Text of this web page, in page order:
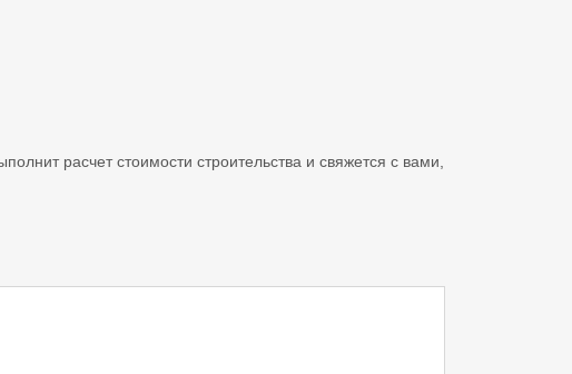
расчет стоимости строительства и свяжется с вами,